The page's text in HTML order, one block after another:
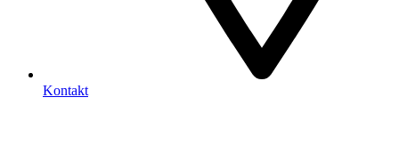
Kontakt